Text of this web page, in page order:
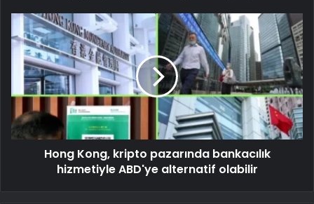
Hong Kong, kripto pazarında bankacılık
hizmetiyle ABD'ye alternatif olabilir